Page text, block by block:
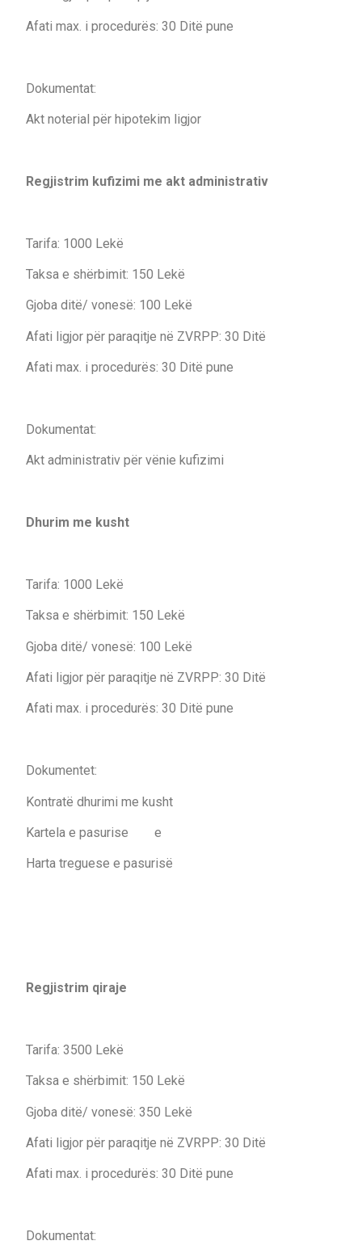
Afati max. i procedurës: 30 Ditë pune
Dokumentat:
Akt noterial për hipotekim ligjor
Regjistrim kufizimi me akt administrativ
Tarifa: 1000 Lekë
Taksa e shërbimit: 150 Lekë
Gjoba ditë/ vonesë: 100 Lekë
Afati ligjor për paraqitje në ZVRPP: 30 Ditë
Afati max. i procedurës: 30 Ditë pune
Dokumentat:
Akt administrativ për vënie kufizimi
Dhurim me kusht
Tarifa: 1000 Lekë
Taksa e shërbimit: 150 Lekë
Gjoba ditë/ vonesë: 100 Lekë
Afati ligjor për paraqitje në ZVRPP: 30 Ditë
Afati max. i procedurës: 30 Ditë pune
Dokumentet:
Kontratë dhurimi me kusht
Kartela e pasurise e
Harta treguese e pasurisë
Regjistrim qiraje
Tarifa: 3500 Lekë
Taksa e shërbimit: 150 Lekë
Gjoba ditë/ vonesë: 350 Lekë
Afati ligjor për paraqitje në ZVRPP: 30 Ditë
Afati max. i procedurës: 30 Ditë pune
Dokumentat: